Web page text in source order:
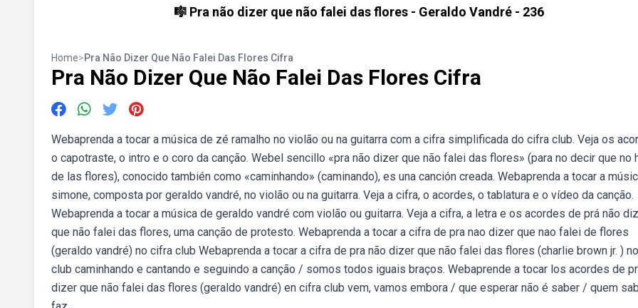
🎼 Pra não dizer que não falei das flores - Geraldo Vandré - 236
Home>Pra Não Dizer Que Não Falei Das Flores Cifra
Pra Não Dizer Que Não Falei Das Flores Cifra
Webaprenda a tocar a música de zé ramalho no violão ou na guitarra com a cifra simplificada do cifra club. Veja os
o capotraste, o intro e o coro da canção. Webel sencillo «pra não dizer que não falei das flores» (para no decir que no
de las flores), conocido también como «caminhando» (caminando), es una canción creada. Webaprenda a tocar a
simone, composta por geraldo vandré, no violão ou na guitarra. Veja a cifra, o acordes, o tablatura e o vídeo da canção.
Webaprenda a tocar a música de geraldo vandré com violão ou guitarra. Veja a cifra, a letra e os acordes de prá não
que não falei das flores, uma canção de protesto. Webaprenda a tocar a cifra de pra nao dizer que nao falei de flores
(geraldo vandré) no cifra club Webaprenda a tocar a cifra de pra não dizer que não falei das flores (charlie brown jr. )
club caminhando e cantando e seguindo a canção / somos todos iguais braços. Webaprende a tocar los acordes de
dizer que não falei das flores (geraldo vandré) en cifra club vem, vamos embora / que esperar não é saber / quem